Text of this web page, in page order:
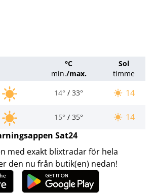
°C
min./max.
Sol
timme
14° / 33° 14
15° / 35°
14
Sat24
med exakt blixtradar för hela
den nu från butik(en) nedan!